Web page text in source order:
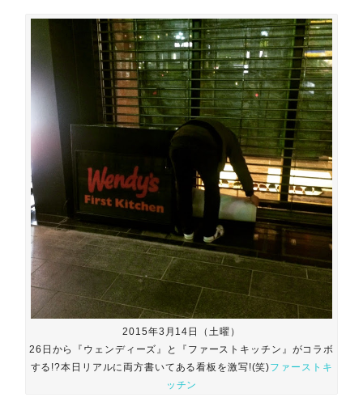
2015年3月14日（土曜）
26日から『ウェンディーズ』と『ファーストキッチン』がコラボ
する!?本日リアルに両方書いてある看板を激写!(笑)ファーストキ
ッチン